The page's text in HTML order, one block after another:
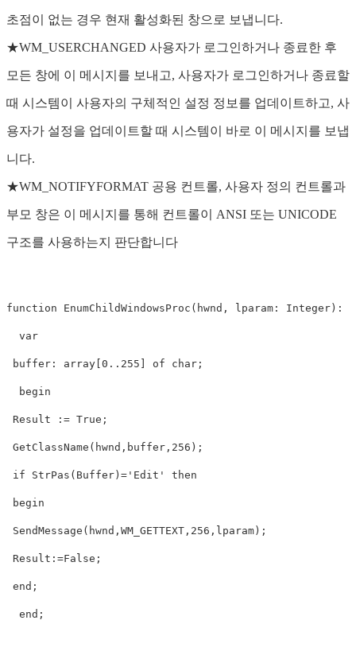
초점이 없는 경우 현재 활성화된 창으로 보냅니다.
★WM_USERCHANGED 사용자가 로그인하거나 종료한 후
모든 창에 이 메시지를 보내고, 사용자가 로그인하거나 종료할
때 시스템이 사용자의 구체적인 설정 정보를 업데이트하고, 사
용자가 설정을 업데이트할 때 시스템이 바로 이 메시지를 보냅
니다.
★WM_NOTIFYFORMAT 공용 컨트롤, 사용자 정의 컨트롤과
부모 창은 이 메시지를 통해 컨트롤이 ANSI 또는 UNICODE
구조를 사용하는지 판단합니다
function EnumChildWindowsProc(hwnd, lparam:
  var
buffer: array[0..255] of char;
  begin
Result := True;
GetClassName(hwnd,buffer,256);
if StrPas(Buffer)='Edit' then
begin
SendMessage(hwnd,WM_GETTEXT,256,lparam);
Result:=False;
end;
  end;